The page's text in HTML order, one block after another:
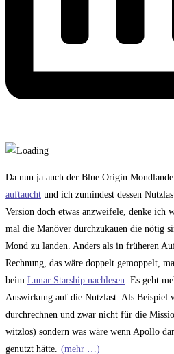
Da nun ja auch der Blue Origin
auftaucht und ich zumindest dessen
Version doch etwas anzweifele, denke ich
mal die Manöver durchzukauen die nötig
Mond zu landen. Anders als in früheren
Rechnung, das wäre doppelt gemoppelt,
beim Lunar Starship nachlesen. Es geht
Auswirkung auf die Nutzlast. Als Beispiel
durchrechnen und zwar nicht für die
witzlos) sondern was wäre wenn Apollo
genutzt hätte. (mehr …)